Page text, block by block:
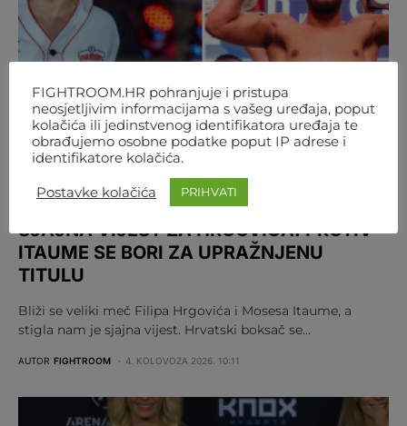
BOKS REGIJA
SJAJNA VIJEST ZA HRGOVIĆA! PROTIV
ITAUME SE BORI ZA UPRAŽNJENU
TITULU
Bliži se veliki meč Filipa Hrgovića i Mosesa Itaume, a
stigla nam je sjajna vijest. Hrvatski boksač se…
AUTOR FIGHTROOM 4. KOLOVOZA 2026. 10:11
FIGHTROOM.HR pohranjuje i pristupa
neosjetljivim informacijama s vašeg uređaja, poput
kolačića ili jedinstvenog identifikatora uređaja te
obrađujemo osobne podatke poput IP adrese i
identifikatore kolačića.
Postavke kolačića PRIHVATI